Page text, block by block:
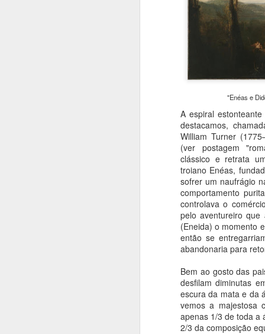
"Enéas e
A espiral
destacamos,
William Turner
(ver postagem
clássico e retrata
troiano Enéas,
sofrer um naufrágio
comportamento
controlava o
pelo aventureiro
(Eneida) o momento
então se
abandonaria para
Bem ao gosto das
desfilam diminutas
escura da mata e da
vemos a majestosa
apenas 1/3 de toda a
2/3 da composição